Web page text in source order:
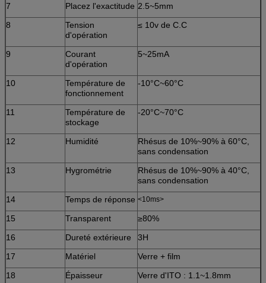
7 Placez l'exactitude 2.5~5mm
8
Tension
d'opération
≤ 10v de C.C
9
Courant
d'opération
5~25mA
10
Température de
fonctionnement
-10°C~60°C
11
Température de
stockage
-20°C~70°C
12 Humidité
Rhésus de 10%~90% à 60°C,
sans condensation
13
Hygrométrie
Rhésus de 10%~90% à 40°C,
sans condensation
14
Temps de réponse <10ms>
15 Transparent
≥80%
16
Dureté extérieure
3H
17
Matériel
Verre + film
18
Épaisseur
Verre d'ITO : 1.1~1.8mm